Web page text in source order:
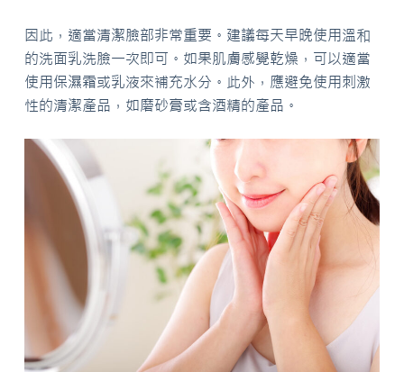
因此，適當清潔臉部非常重要。建議每天早晚使用溫和
的洗面乳洗臉一次即可。如果肌膚感覺乾燥，可以適當
使用保濕霜或乳液來補充水分。此外，應避免使用刺激
性的清潔產品，如磨砂膏或含酒精的產品。